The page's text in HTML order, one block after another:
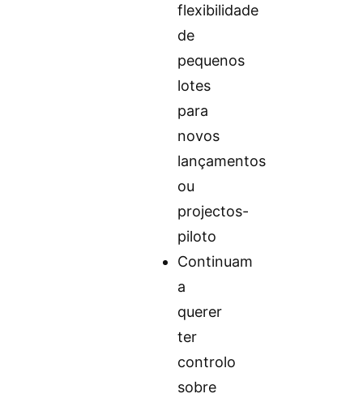
flexibilidade
de
pequenos
lotes
para
novos
lançamentos
ou
projectos-
piloto
Continuam
a
querer
ter
controlo
sobre